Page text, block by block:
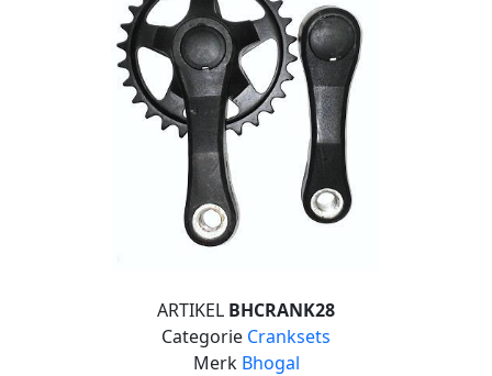
ARTIKEL BHCRANK28
Categorie Cranksets
Merk Bhogal